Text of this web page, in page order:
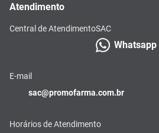
Atendimento
Central de AtendimentoSAC
Whatsapp
E-mail
sac@promofarma.com.br
Horários de Atendimento